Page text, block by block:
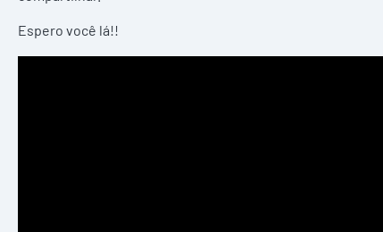
Espero você lá!!